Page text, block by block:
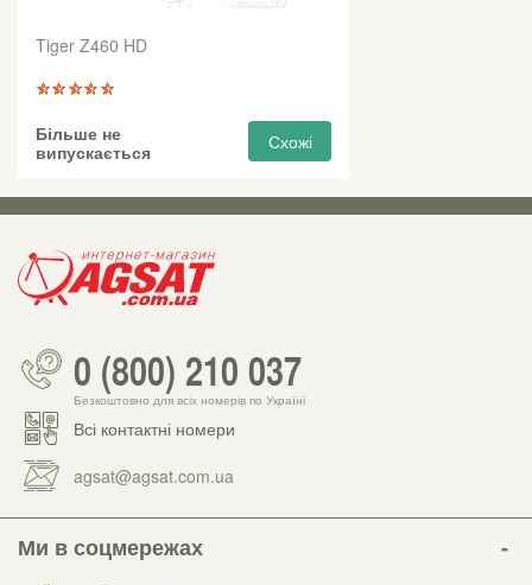
Tiger Z460 HD
Більше не
випускається
Схожі
0 (800) 210 037
Безкоштовно для всіх номерів по Україні
Всі контактні номери
agsat@agsat.com.ua
Ми в соцмережах